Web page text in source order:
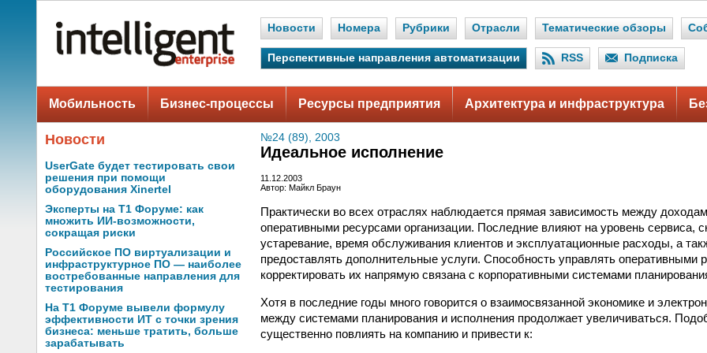
Новости Номера Рубрики Отрасли Тематические обзоры
Перспективные направления автоматизации RSS Подписка
Мобильность Бизнес-процессы Ресурсы предприятия Архитектура и инфраструктура
Новости
UserGate будет тестировать свои
решения при помощи
оборудования Xinertel
Эксперты на Т1 Форуме: как
множить ИИ-возможности,
сокращая риски
Российское ПО виртуализации и
инфраструктурное ПО — наиболее
востребованные направления для
тестирования
На Т1 Форуме вывели формулу
эффективности ИТ с точки зрения
бизнеса: меньше тратить, больше
зарабатывать
№24 (89), 2003
Идеальное исполнение
11.12.2003
Автор: Майкл Браун
Практически во всех отраслях наблюдается прямая зависимость между
оперативными ресурсами организации. Последние влияют на уровень сервиса,
устаревание, время обслуживания клиентов и эксплуатационные расходы, а
предоставлять дополнительные услуги. Способность управлять оперативными
корректировать их напрямую связана с корпоративными системами
Хотя в последние годы много говорится о взаимосвязанной экономике и
между системами планирования и исполнения продолжает увеличиваться.
существенно повлиять на компанию и привести к: